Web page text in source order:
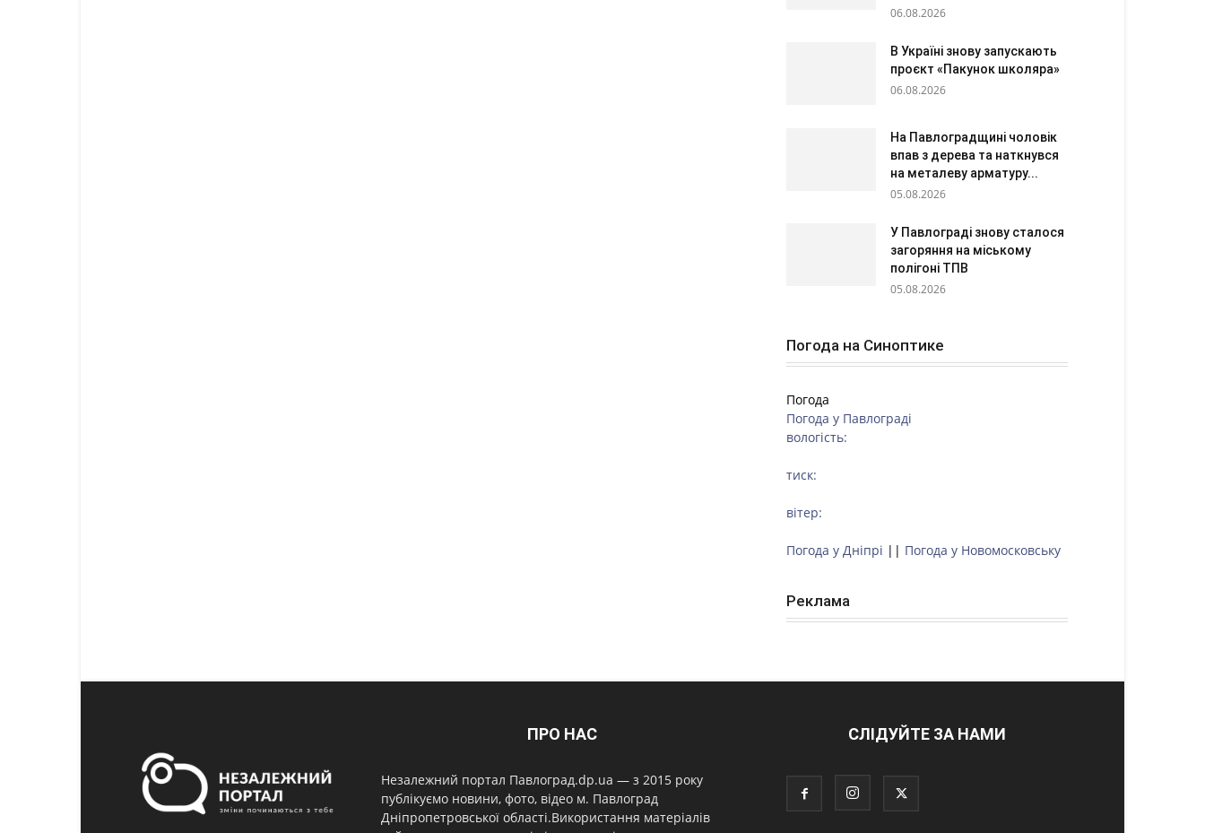
06.08.2026
В Україні знову запускають
проєкт «Пакунок школяра»
06.08.2026
На Павлоградщині чоловік
впав з дерева та наткнувся
на металеву арматуру...
05.08.2026
У Павлограді знову сталося
загоряння на міському
полігоні ТПВ
05.08.2026
Погода на Синоптике
Погода
Погода у Павлограді
вологість:
тиск:
вітер:
Погода у Дніпрі || Погода у Новомосковську
Реклама
ПРО НАС
Незалежний портал Павлоград.dp.ua — з 2015 року
публікуємо новини, фото, відео м. Павлоград
Дніпропетровської області.Використання матеріалів
СЛІДУЙТЕ ЗА НАМИ